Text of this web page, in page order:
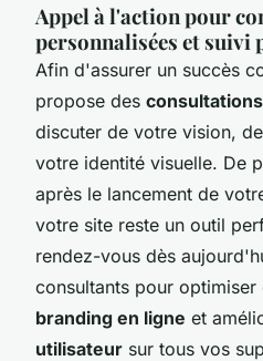
Appel à l'action pour
personnalisées et suivi
Afin d'assurer un succès
propose des
discuter de votre vision,
votre identité visuelle. De
après le lancement de
votre site reste un outil
rendez-vous dès
consultants pour
branding en ligne et
utilisateur sur tous vos